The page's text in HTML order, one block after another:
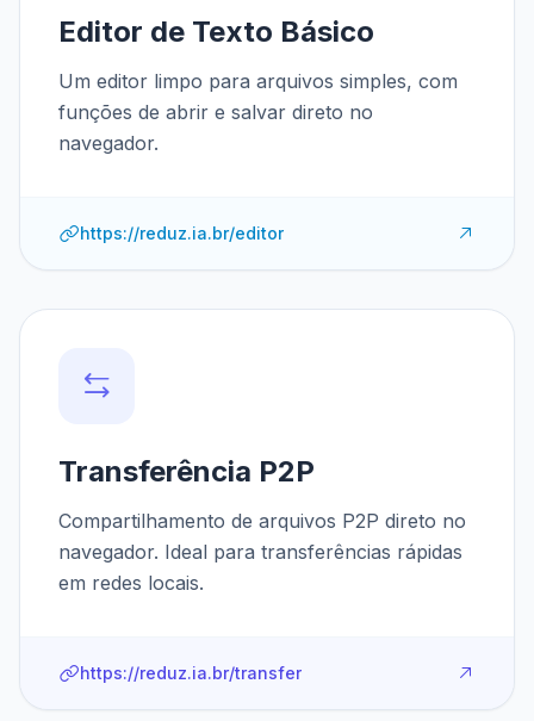
Editor de Texto Básico
Um editor limpo para arquivos simples, com
funções de abrir e salvar direto no
navegador.
https://reduz.ia.br/editor
Transferência P2P
Compartilhamento de arquivos P2P direto no
navegador. Ideal para transferências rápidas
em redes locais.
https://reduz.ia.br/transfer